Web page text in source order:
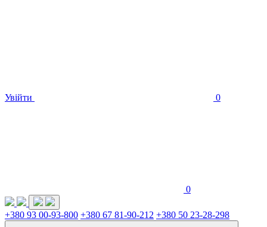
Увійти 0
0
+380 93 00-93-800 +380 67 81-90-212 +380 50 23-28-298